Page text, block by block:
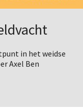
in het weidse
Axel Ben